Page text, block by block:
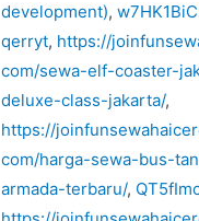
Rp. 7.000.000,-
Rp. 7.000.000,-
development),
qerryt, https://
com/sewa-elf-coaster-
deluxe-class-jakarta/,
https://
com/harga-sewa-bus-
armada-terbaru/,